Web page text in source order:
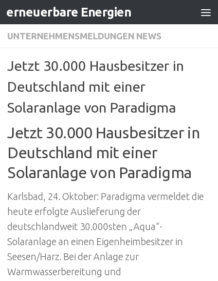
Zum Inhalt springen
erneuerbare Energien
UNTERNEHMENSMELDUNGEN NEWS
Jetzt 30.000 Hausbesitzer in
Deutschland mit einer
Solaranlage von Paradigma
Jetzt 30.000 Hausbesitzer in
Deutschland mit einer
Solaranlage von Paradigma
Karlsbad, 24. Oktober: Paradigma vermeldet die
heute erfolgte Auslieferung der
deutschlandweit 30.000sten „Aqua“-
Solaranlage an einen Eigenheimbesitzer in
Seesen/Harz. Bei der Anlage zur
Warmwasserbereitung und